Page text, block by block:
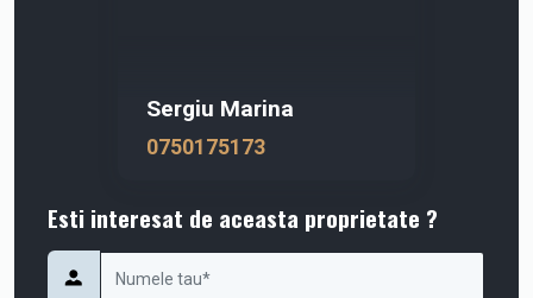
Sergiu Marina
0750175173
Esti interesat de aceasta proprietate ?